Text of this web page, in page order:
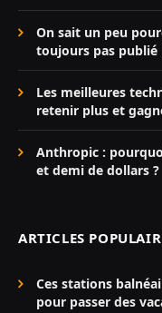
On sait un peu
toujours pas publié
Les meilleures
retenir plus et
Anthropic :
et demi de dollars ?
ARTICLES
Ces stations
pour passer des